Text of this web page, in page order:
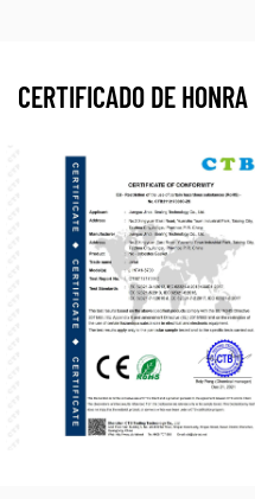
CERTIFICADO DE HONRA